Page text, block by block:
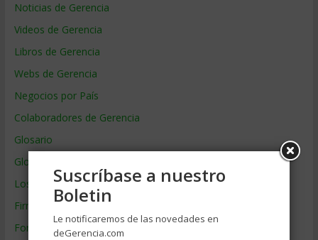
Noticias de Gerencia
Videos de Gerencia
Libros de Gerencia
Webs de Gerencia
Negocios por País
Colaboradores de Gerencia
Glosario
Glosario Inglés – Español
Los mejores MBA
Firmas de Gerencia
Formación de Gerencia
Suscríbase a nuestro
Boletin
Le notificaremos de las novedades en
deGerencia.com